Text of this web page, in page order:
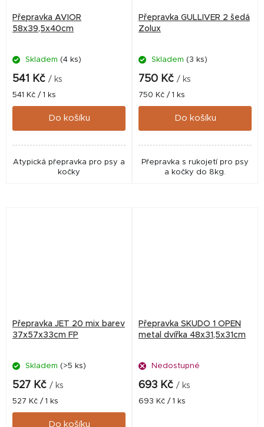
Přepravka AVIOR
58x39,5x40cm
Skladem (4 ks)
541 Kč / ks
Měrná
cena:
541 Kč / 1 ks
Do košíku
Atypická přepravka pro psy a
kočky
Přepravka GULLIVER 2 šedá
Zolux
Skladem (3 ks)
750 Kč / ks
Měrná
cena:
750 Kč / 1 ks
Do košíku
Přepravka s rukojetí pro psy
a kočky do 8kg.
Přepravka JET 20 mix barev
37x57x33cm FP
Skladem (>5 ks)
527 Kč / ks
Měrná
cena:
527 Kč / 1 ks
Do košíku
Přepravka SKUDO 1 OPEN
metal dvířka 48x31,5x31cm
Nedostupné
693 Kč / ks
Měrná
693 Kč / 1 ks